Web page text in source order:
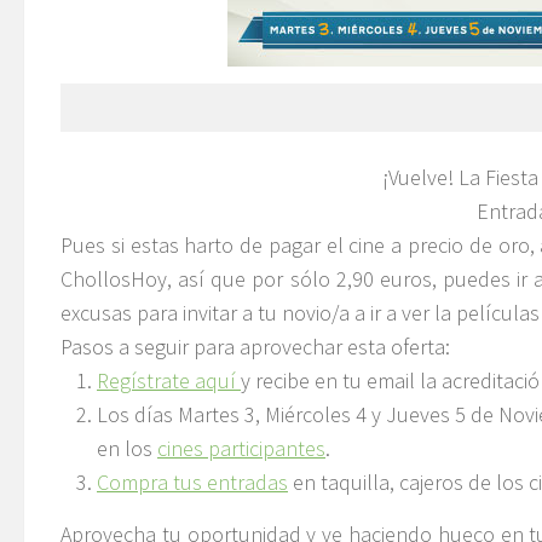
¡Vuelve! La
Pues si estas harto de pagar el cine a precio de
ChollosHoy, así que por sólo 2,90 euros, puedes
excusas para invitar a tu novio/a a ir a ver la
Pasos a seguir para aprovechar esta oferta:
Regístrate aquíy recibe en tu email la
Los días Martes 3, Miércoles 4 y Jueves 5 de
en los cines participantes.
Compra tus entradas en taquilla, cajeros de los
Aprovecha tu oportunidad y ve haciendo hueco en